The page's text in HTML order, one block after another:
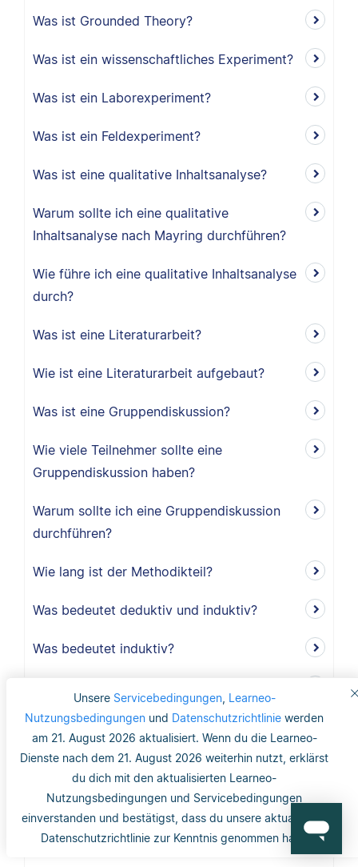
Unsere Servicebedingungen, Learneo-
Nutzungsbedingungen und Datenschutzrichtlinie werden
am 21. August 2026 aktualisiert. Wenn du die Learneo-
Dienste nach dem 21. August 2026 weiterhin nutzt, erklärst
du dich mit den aktualisierten Learneo-
Nutzungsbedingungen und Servicebedingungen
einverstanden und bestätigst, dass du unsere aktualisierte
Datenschutzrichtlinie zur Kenntnis genommen hast.
Was ist Grounded Theory?
Was ist ein wissenschaftliches Experiment?
Was ist ein Laborexperiment?
Was ist ein Feldexperiment?
Was ist eine qualitative Inhaltsanalyse?
Warum sollte ich eine qualitative
Inhaltsanalyse nach Mayring durchführen?
Wie führe ich eine qualitative Inhaltsanalyse
durch?
Was ist eine Literaturarbeit?
Wie ist eine Literaturarbeit aufgebaut?
Was ist eine Gruppendiskussion?
Wie viele Teilnehmer sollte eine
Gruppendiskussion haben?
Warum sollte ich eine Gruppendiskussion
durchführen?
Wie lang ist der Methodikteil?
Was bedeutet deduktiv und induktiv?
Was bedeutet induktiv?
Was ist Validität?
Was ist interne Validität?
Was versteht man unter Validität?
Was ist die Reliabilität?